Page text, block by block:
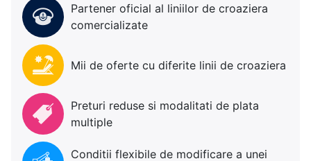
Partener oficial al liniilor de croaziera
comercializate
Mii de oferte cu diferite linii de croaziera
Preturi reduse si modalitati de plata
multiple
Conditii flexibile de modificare a unei